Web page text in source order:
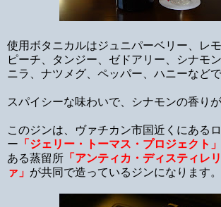
使用ボタニカルはジュニパーベリー、レモ
ピーチ、タンジー、ゼドアリー、シナモ
ニラ、ナツメグ、ペッパー、ハニーなどで
スパイシーな味わいで、シナモンの香りが
このジンは、ヴァチカン市国近くにある
ー 「ジェリー・トーマス・プロジェクト」
ある蒸留所 「アンティカ・ディスティレ
ァ」 が共同で造っているジンになります。